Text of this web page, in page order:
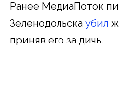
Ранее МедиаПоток
Зеленодольска убил
приняв его за дичь.